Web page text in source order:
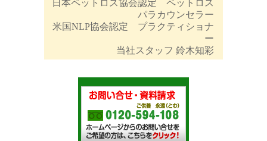
日本ペットロス協会認定 ペットロス
パラカウンセラー
米国NLP協会認定 プラクティショナ
ー
当社スタッフ 鈴木知彩